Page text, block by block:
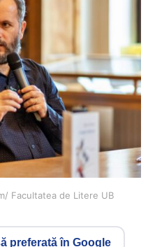
Facultatea de Litere UB
preferată în Google